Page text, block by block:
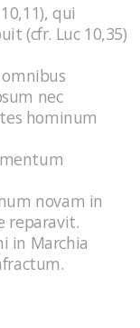
qui
(cfr. Luc 10,35)
nec
hominum
novam in
reparavit.
in Marchia